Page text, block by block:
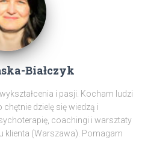
Białczyk
i pasji. Kocham ludzi
chętnie dzielę się wiedzą i
coachingi i warsztaty
klienta (Warszawa). Pomagam